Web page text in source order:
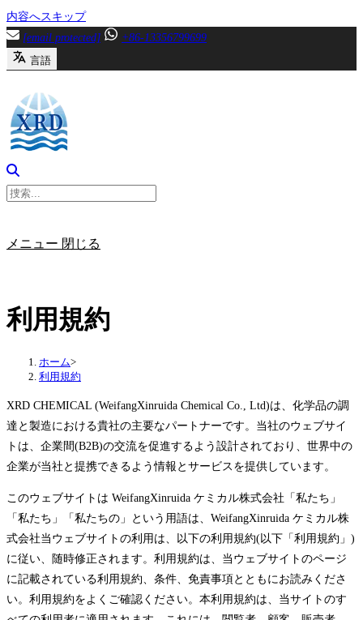
内容へスキップ
[email protected]
+86-13356799699
言語
メニュー 閉じる
利用規約
ホーム>
利用規約
XRD CHEMICAL (WeifangXinruida Chemical Co., Ltd)は、化学品の調
達と製造における貴社の主要なパートナーです。当社のウェブサイ
トは、企業間(B2B)の交流を促進するよう設計されており、世界中の
企業が当社と提携できるよう情報とサービスを提供しています。
このウェブサイトは WeifangXinruida ケミカル株式会社「私たち」
「私たち」「私たちの」という用語は、WeifangXinruida ケミカル株
式会社当ウェブサイトの利用は、以下の利用規約(以下「利用規約」)
に従い、随時修正されます。利用規約は、当ウェブサイトのページ
に記載されている利用規約、条件、免責事項とともにお読みくださ
い。利用規約をよくご確認ください。本利用規約は、当サイトのす